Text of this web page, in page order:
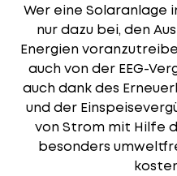
Wer eine
nur dazu bei, den
Energien
auch von der EEG-
auch dank des
und der
von Strom mit Hilfe
besonders